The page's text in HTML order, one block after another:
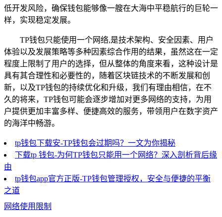
低开发风险，确保钱包能够像一艘在大海中平稳航行的巨轮一
样，实现稳定发展。
TP钱包只能使用一个网络,是技术架构、安全因素、用户
体验以及发展策略等多种因素综合作用的结果，虽然这在一定
程度上限制了用户的选择，但从整体的角度来看，这种设计是
具有其合理性和必要性的，随着区块链技术的不断发展和创
新，以及TP钱包的持续优化和升级，我们有理由相信，在不
久的将来，TP钱包可能会逐步增加对更多网络的支持，为用
户提供更加丰富多样、便捷高效的服务，带领用户在数字资产
的海洋中畅游。
tp钱包下载安-TP钱包会过期吗？一文为你揭秘
下载tp 钱包-为何TP钱包只能用一个网络？深入剖析背后缘
由
tp钱包app官方正版-TP钱包管理授权，安全与便捷的平衡
之道
网络使用限制